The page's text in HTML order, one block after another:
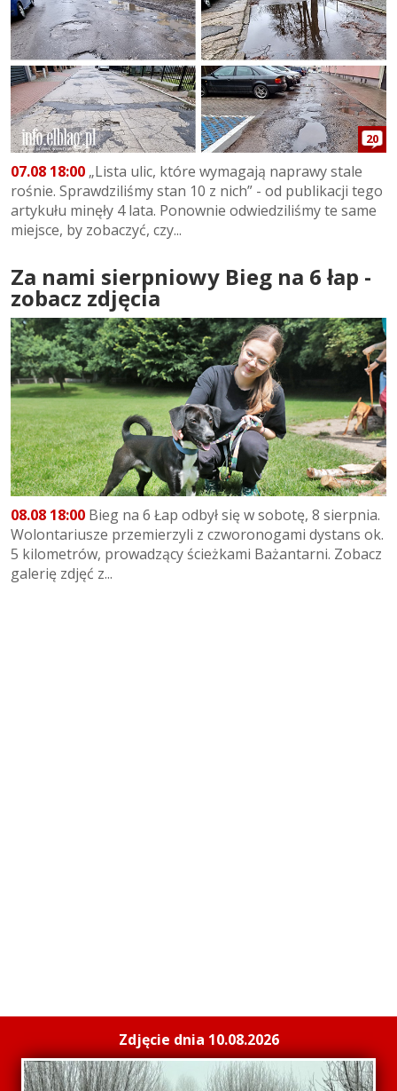
20
07.08 18:00 „Lista ulic, które wymagają naprawy stale
rośnie. Sprawdziliśmy stan 10 z nich” - od publikacji tego
artykułu minęły 4 lata. Ponownie odwiedziliśmy te same
miejsce, by zobaczyć, czy...
Za nami sierpniowy Bieg na 6 łap -
zobacz zdjęcia
08.08 18:00 Bieg na 6 Łap odbył się w sobotę, 8 sierpnia.
Wolontariusze przemierzyli z czworonogami dystans ok.
5 kilometrów, prowadzący ścieżkami Bażantarni. Zobacz
galerię zdjęć z...
Zdjęcie dnia 10.08.2026